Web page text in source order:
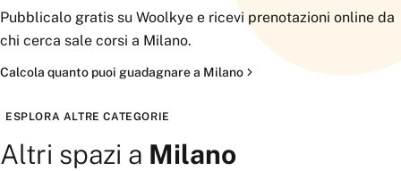
Pubblicalo gratis su Woolkye e ricevi prenotazioni online da
chi cerca sale corsi a Milano.
Calcola quanto puoi guadagnare a Milano
ESPLORA ALTRE CATEGORIE
Altri spazi a Milano